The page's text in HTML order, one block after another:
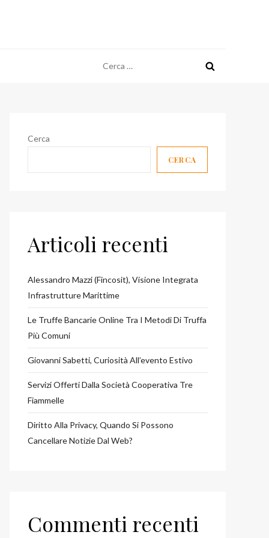
per:
Cerca
CERCA
Articoli recenti
Alessandro Mazzi (Fincosit), Visione Integrata
Infrastrutture Marittime
Le Truffe Bancarie Online Tra I Metodi Di Truffa
Più Comuni
Giovanni Sabetti, Curiosità All’evento Estivo
Servizi Offerti Dalla Società Cooperativa Tre
Fiammelle
Diritto Alla Privacy, Quando Si Possono
Cancellare Notizie Dal Web?
Commenti recenti